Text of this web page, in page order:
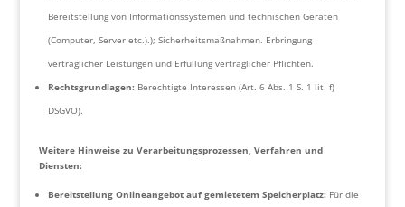
Bereitstellung von Informationssystemen und technischen Geräten
(Computer, Server etc.).); Sicherheitsmaßnahmen. Erbringung
vertraglicher Leistungen und Erfüllung vertraglicher Pflichten.
Rechtsgrundlagen:Berechtigte Interessen (Art. 6 Abs. 1 S. 1 lit. f)
DSGVO).
Weitere Hinweise zu Verarbeitungsprozessen, Verfahren und
Diensten:
Bereitstellung Onlineangebot auf gemietetem Speicherplatz: Für die